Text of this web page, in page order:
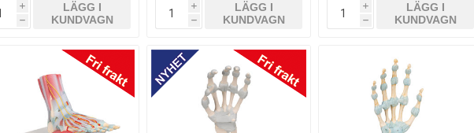
i
h
LÄGG I
KUNDVAGN
i
h
LÄGG I
KUNDVAGN
i
h
LÄGG I
KUNDVAGN